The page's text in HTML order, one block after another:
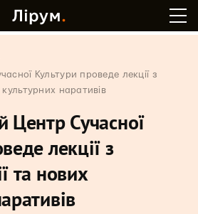
Культури проведе лекції з
наративів
Центр Сучасної
лекції з
та нових